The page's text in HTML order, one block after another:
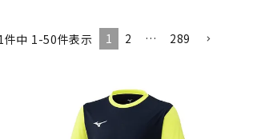
ミット
ストリングス・ガット（テニス）
エッジガード
テニスシューズ
ヨガマット
帽子
STAG
件中 1 -50件表示 1 2 … 289